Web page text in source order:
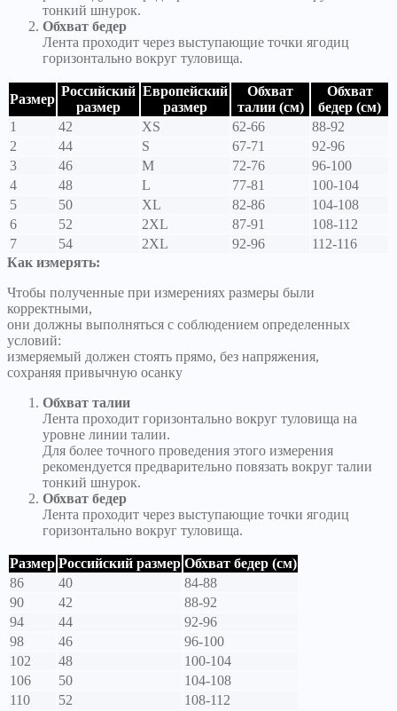
тонкий шнурок.
Обхват бедер
Лента проходит через выступающие точки ягодиц
горизонтально вокруг туловища.
Размер
Российский
размер
Европейский
размер
Обхват
талии (см)
Обхват
бедер (см)
1
42 XS 62-66
88-92
2
44 S 67-71
92-96
3
46 M 72-76
96-100
4
48 L 77-81
100-104
5
50 XL 82-86
104-108
6
52 2XL 87-91
108-112
7
54 2XL 92-96
112-116
Как измерять:
Чтобы полученные при измерениях размеры были
корректными,
они должны выполняться с соблюдением определенных
условий:
измеряемый должен стоять прямо, без напряжения,
сохраняя привычную осанку
Обхват талии
Лента проходит горизонтально вокруг туловища на
уровне линии талии.
Для более точного проведения этого измерения
рекомендуется предварительно повязать вокруг талии
тонкий шнурок.
Обхват бедер
Лента проходит через выступающие точки ягодиц
горизонтально вокруг туловища.
Размер Российский размер Обхват бедер (см)
86
40
84-88
90
42
88-92
94
44
92-96
98
46
96-100
102
48
100-104
106
50
104-108
110
52
108-112